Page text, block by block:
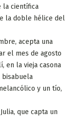
la científica
la doble hélice del
acepta una
el mes de agosto
en la vieja casona
bisabuela
y un tío,
que capta un